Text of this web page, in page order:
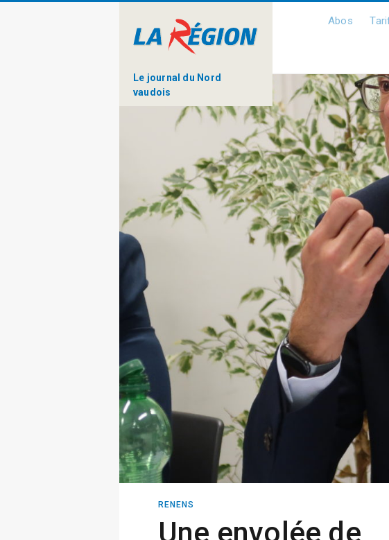
Le journal du Nord
vaudois
Abos
RENENS
Une envolée de